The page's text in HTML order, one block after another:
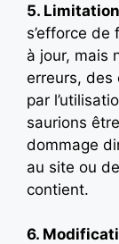
5.
s’efforce
à jour, mais
erreurs, des
par
saurions
dommage
au site ou
contient.
6.